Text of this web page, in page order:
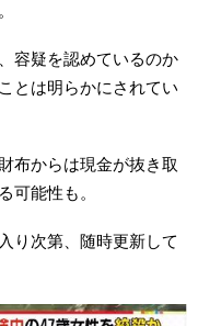
容疑を認めているのか
とは明らかにされてい
布からは現金が抜き取
可能性も。
り次第、随時更新して